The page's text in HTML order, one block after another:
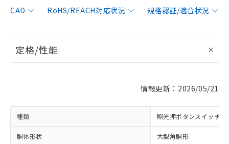
CAD
RoHS/REACH対応状況 規格認証/適合状況
定格/性能
情報更新：2026/05/21
種類 照光押ボタンスイッチ
胴体形状 大型角胴形